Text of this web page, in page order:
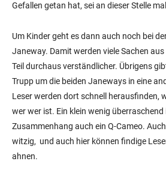
Gefallen getan hat, sei an dieser Stelle
Um Kinder geht es dann auch noch bei
Janeway. Damit werden viele Sachen
Teil durchaus verständlicher. Übrigens
Trupp um die beiden Janeways in eine
Leser werden dort schnell herausfinden,
wer wer ist. Ein klein wenig überraschend
Zusammenhang auch ein Q-Cameo.
witzig, und auch hier können findige
ahnen.